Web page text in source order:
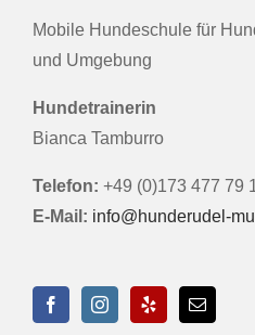
Mobile Hundeschule für
und Umgebung
Hundetrainerin
Bianca Tamburro
Telefon: +49 (0)173 477 79
E-Mail: info@hunderudel-